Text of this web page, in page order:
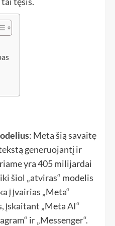
: Meta šią savaitę
generuojantį ir
yra 405 milijardai
šiol „atviras“ modelis
į įvairias „Meta“
įskaitant „Meta AI“
ir „Messenger“.